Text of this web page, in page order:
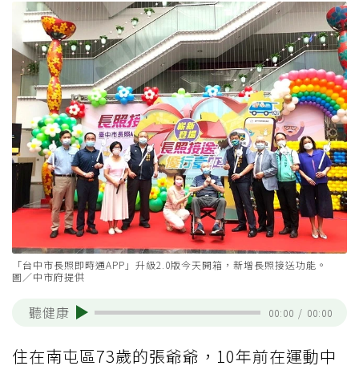
「台中市長照即時通APP」升級2.0版今天開箱，新增長照接送功能。
圖／中市府提供
聽健康 00:00 / 00:00
住在南屯區73歲的張爺爺，10年前在運動中